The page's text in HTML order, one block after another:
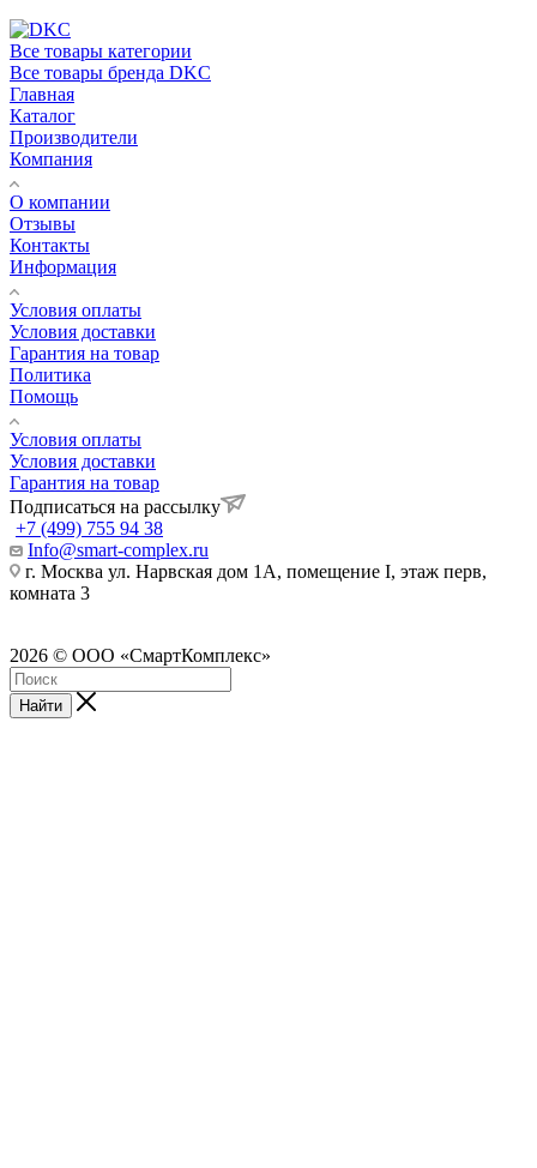
Все товары категории
Все товары бренда DKC
Главная
Каталог
Производители
Компания
О компании
Отзывы
Контакты
Информация
Условия оплаты
Условия доставки
Гарантия на товар
Политика
Помощь
Условия оплаты
Условия доставки
Гарантия на товар
Подписаться на рассылку
+7 (499) 755 94 38
Info@smart-complex.ru
г. Москва ул. Нарвская дом 1А, помещение I, этаж перв,
комната 3
2026 © ООО «СмартКомплекс»
Найти